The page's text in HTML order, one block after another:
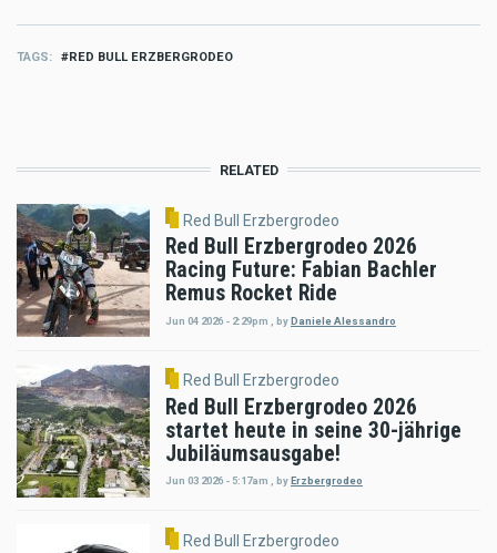
TAGS RED BULL ERZBERGRODEO
RELATED
Red Bull Erzbergrodeo
Red Bull Erzbergrodeo 2026
Racing Future: Fabian Bachler
Remus Rocket Ride
Jun 04 2026 - 2:29pm byDaniele Alessandro
Red Bull Erzbergrodeo
Red Bull Erzbergrodeo 2026
startet heute in seine 30-jährige
Jubiläumsausgabe!
Jun 03 2026 - 5:17am , by Erzbergrodeo
Red Bull Erzbergrodeo